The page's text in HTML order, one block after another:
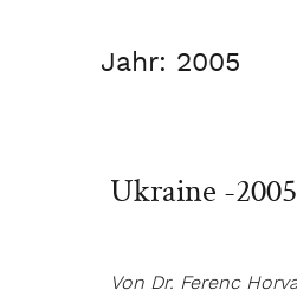
Jahr: 2005
Ukraine -
Von Dr. Ferenc